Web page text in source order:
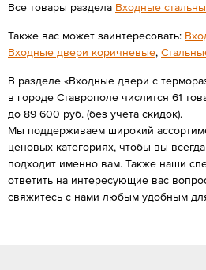
Все товары раздела Входные
Также вас может заинтересовать:
Входные двери коричневые,
В разделе «Входные двери с
в городе Ставрополе числится 61
до 89 600 руб. (без учета скидок).
Мы поддерживаем широкий
ценовых категориях, чтобы вы
подходит именно вам. Также наши
ответить на интересующие вас
свяжитесь с нами любым удобным